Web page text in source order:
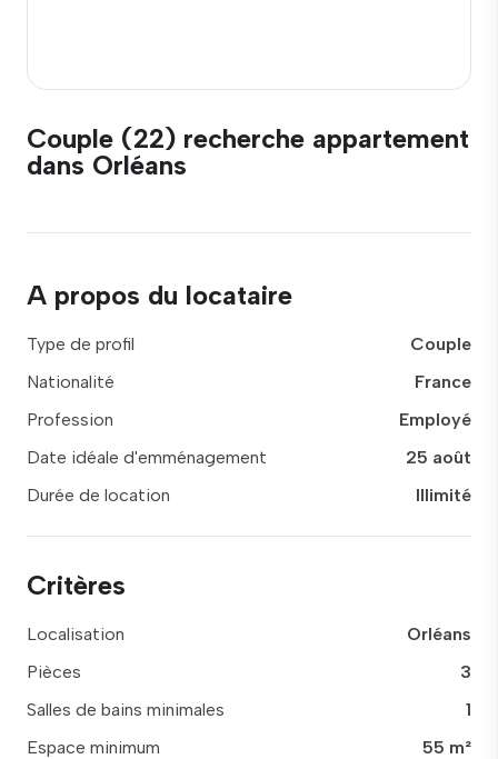
Couple (22) recherche appartement
dans Orléans
A propos du locataire
Type de profil
Couple
Nationalité
France
Profession
Employé
Date idéale d'emménagement
25 août
Durée de location
Illimité
Critères
Localisation
Orléans
Pièces
3
Salles de bains minimales
1
Espace minimum
55 m²